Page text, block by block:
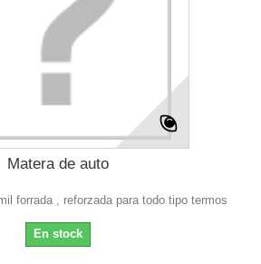
Matera de auto
forrada , reforzada para todo tipo termos
En stock